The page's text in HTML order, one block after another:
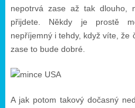
nepotrvá zase až tak dlouho,
přijdete. Někdy je prostě
nepříjemný i tehdy, když víte, že
zase to bude dobré.
A jak potom takový dočasný